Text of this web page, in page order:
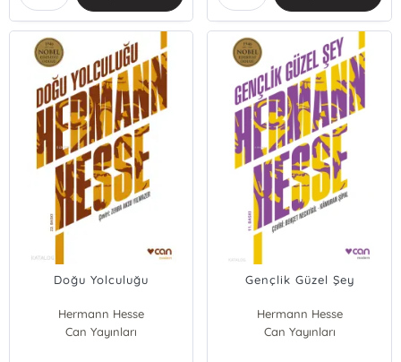
Doğu Yolculuğu
Hermann Hesse
Can Yayınları
Gençlik Güzel Şey
Hermann Hesse
Can Yayınları